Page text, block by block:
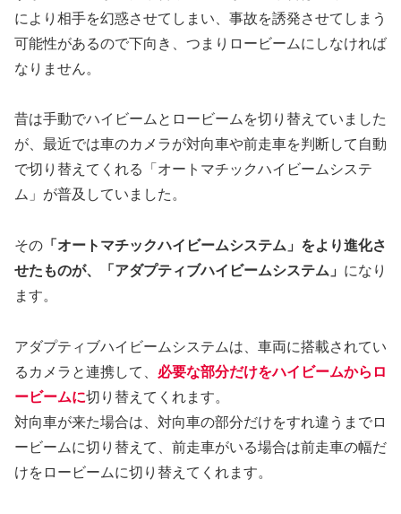
により相手を幻惑させてしまい、事故を誘発させてしまう
可能性があるので下向き、つまりロービームにしなければ
なりません。
昔は手動でハイビームとロービームを切り替えていました
が、最近では車のカメラが対向車や前走車を判断して自動
で切り替えてくれる「オートマチックハイビームシステ
ム」が普及していました。
その 「オートマチックハイビームシステム」をより進化さ
せたものが、「アダプティブハイビームシステム」 になり
ます。
アダプティブハイビームシステムは、車両に搭載されてい
るカメラと連携して、 必要な部分だけをハイビームからロ
ービームに切り替えてくれます。
対向車が来た場合は、対向車の部分だけをすれ違うまでロ
ービームに切り替えて、前走車がいる場合は前走車の幅だ
けをロービームに切り替えてくれます。